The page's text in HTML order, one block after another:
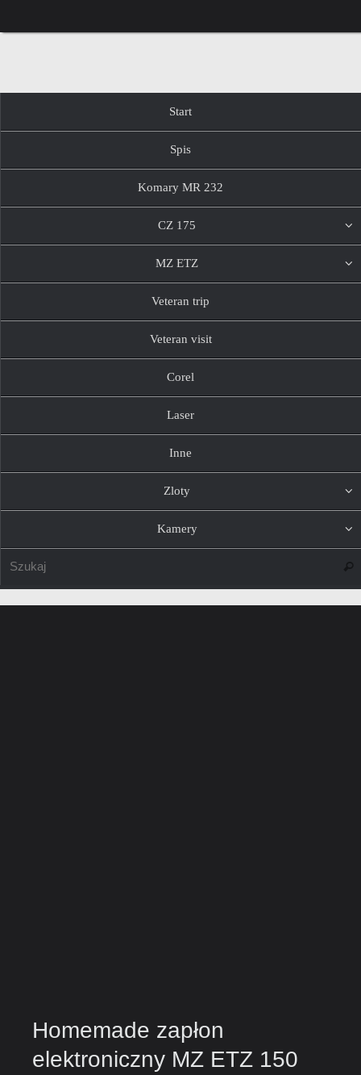
do
treści
Start
Spis
Komary MR 232
CZ 175
MZ ETZ
Veteran trip
Veteran visit
Corel
Laser
Inne
Zloty
Kamery
Homemade zapłon
elektroniczny MZ ETZ 150